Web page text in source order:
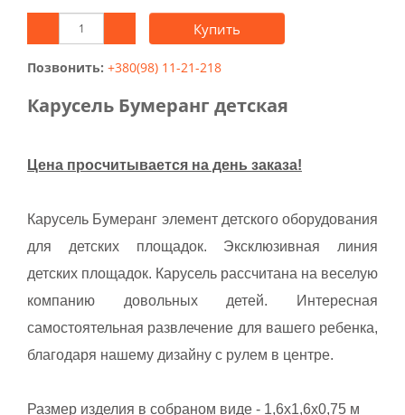
Купить
Позвонить: +380(98) 11-21-218
Карусель Бумеранг детская
Цена просчитывается на день заказа!
Карусель Бумеранг элемент детского оборудования
для детских площадок. Эксклюзивная линия
детских площадок. Карусель рассчитана на веселую
компанию довольных детей. Интересная
самостоятельная развлечение для вашего ребенка,
благодаря нашему дизайну с рулем в центре.
Размер изделия в собраном виде - 1,6х1,6х0,75 м